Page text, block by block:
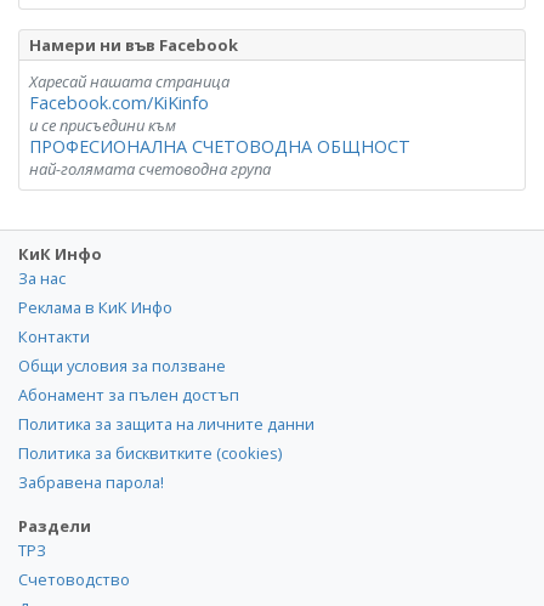
Намери ни във Facebook
Харесай нашата страница
Facebook.com/KiKinfo
и се присъедини към
ПРОФЕСИОНАЛНА СЧЕТОВОДНА ОБЩНОСТ
най-голямата счетоводна група
КиК Инфо
За нас
Реклама в КиК Инфо
Контакти
Общи условия за ползване
Абонамент за пълен достъп
Политика за защита на личните данни
Политика за бисквитките (cookies)
Забравена парола!
Раздели
ТРЗ
Счетоводство